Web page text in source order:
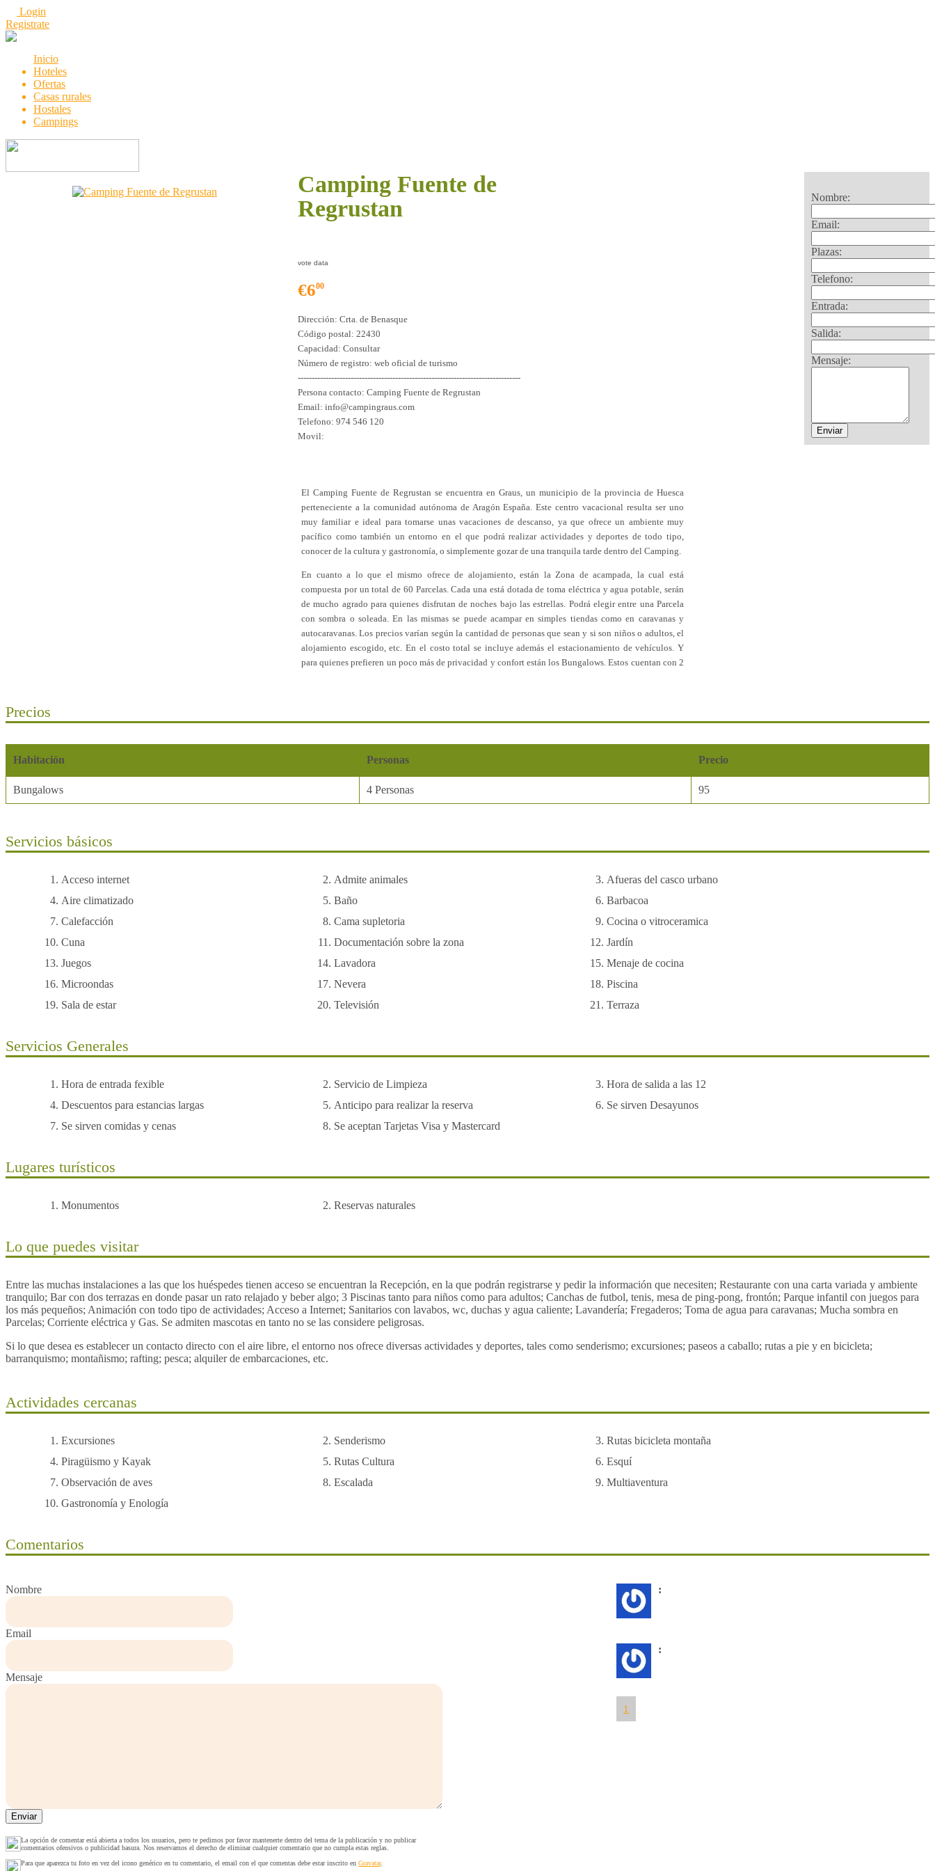
Login
Registrate
Inicio
Hoteles
Ofertas
Casas rurales
Hostales
Campings
Nombre:
Email:
Plazas:
Telefono:
Entrada:
Salida:
Mensaje:
Camping Fuente de
Regrustan
vote data
€600
Dirección: Crta. de Benasque
Código postal: 22430
Capacidad: Consultar
Número de registro: web oficial de turismo
--------------------------------------------------------------------------------
Persona contacto: Camping Fuente de Regrustan
Email: info@campingraus.com
Telefono: 974 546 120
Movil:
El Camping Fuente de Regrustan se encuentra en Graus, un municipio de la provincia de Huesca
perteneciente a la comunidad autónoma de Aragón España. Este centro vacacional resulta ser uno
muy familiar e ideal para tomarse unas vacaciones de descanso, ya que ofrece un ambiente muy
pacífico como también un entorno en el que podrá realizar actividades y deportes de todo tipo,
conocer de la cultura y gastronomía, o simplemente gozar de una tranquila tarde dentro del Camping.
En cuanto a lo que el mismo ofrece de alojamiento, están la Zona de acampada, la cual está
compuesta por un total de 60 Parcelas. Cada una está dotada de toma eléctrica y agua potable, serán
de mucho agrado para quienes disfrutan de noches bajo las estrellas. Podrá elegir entre una Parcela
con sombra o soleada. En las mismas se puede acampar en simples tiendas como en caravanas y
autocaravanas. Los precios varían según la cantidad de personas que sean y si son niños o adultos, el
alojamiento escogido, etc. En el costo total se incluye además el estacionamiento de vehículos. Y
para quienes prefieren un poco más de privacidad y confort están los Bungalows. Estos cuentan con 2
Precios
Habitación Personas Precio
Bungalows 4 Personas 95
Servicios básicos
Acceso internet Admite animales
Afueras del casco urbano
Aire climatizado
Baño
Barbacoa
Calefacción
Cama supletoria
Cocina o vitroceramica
Cuna
Documentación sobre la zona
Jardín
Juegos
Lavadora
Menaje de cocina
Microondas
Nevera
Piscina
Sala de estar
Televisión Terraza
Servicios Generales
Hora de entrada fexible Servicio de Limpieza
Hora de salida a las 12
Descuentos para estancias largas
Anticipo para realizar la reserva
Se sirven Desayunos
Se sirven comidas y cenas
Se aceptan Tarjetas Visa y Mastercard
Lugares turísticos
Monumentos Reservas naturales
Lo que puedes visitar
Entre las muchas instalaciones a las que los huéspedes tienen acceso se encuentran la Recepción, en la que podrán registrarse y pedir la información que necesiten; Restaurante con una carta variada y ambiente
tranquilo; Bar con dos terrazas en donde pasar un rato relajado y beber algo; 3 Piscinas tanto para niños como para adultos; Canchas de futbol, tenis, mesa de ping-pong, frontón; Parque infantil con juegos para
los más pequeños; Animación con todo tipo de actividades; Acceso a Internet; Sanitarios con lavabos, wc, duchas y agua caliente; Lavandería; Fregaderos; Toma de agua para caravanas; Mucha sombra en
Parcelas; Corriente eléctrica y Gas. Se admiten mascotas en tanto no se las considere peligrosas.
Si lo que desea es establecer un contacto directo con el aire libre, el entorno nos ofrece diversas actividades y deportes, tales como senderismo; excursiones; paseos a caballo; rutas a pie y en bicicleta;
barranquismo; montañismo; rafting; pesca; alquiler de embarcaciones, etc.
Actividades cercanas
Excursiones Senderismo
Rutas bicicleta montaña
Piragüismo y Kayak
Rutas Cultura
Esquí
Observación de aves
Escalada
Multiaventura
Gastronomía y Enología
Comentarios
Nombre
Email
Mensaje
La opción de comentar está abierta a todos los usuarios, pero te pedimos por favor mantenerte dentro del tema de la publicación y no publicar
comentarios ofensivos o publicidad basura. Nos reservamos el derecho de eliminar cualquier comentario que no cumpla estas reglas.
Para que aparezca tu foto en vez del icono genérico en tu comentario, el email con el que comentas debe estar inscrito en Gravatar.
:
:
1